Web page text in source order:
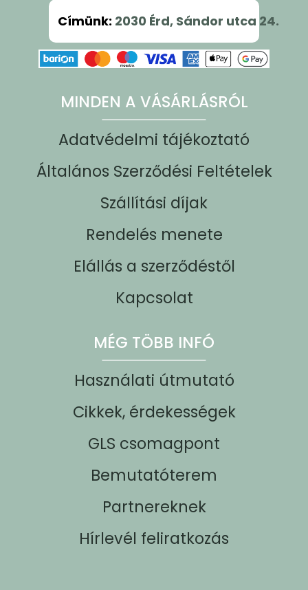
MINDEN A VÁSÁRLÁSRÓL
Adatvédelmi tájékoztató
Általános Szerződési Feltételek
Szállítási díjak
Rendelés menete
Elállás a szerződéstől
Kapcsolat
MÉG TÖBB INFÓ
Használati útmutató
Cikkek, érdekességek
GLS csomagpont
Bemutatóterem
Partnereknek
Hírlevél feliratkozás
Címünk: 2030 Érd, Sándor utca 24.